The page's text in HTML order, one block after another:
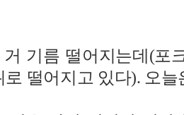
거 기름 떨어지는데(포
로 떨어지고 있다). 오늘